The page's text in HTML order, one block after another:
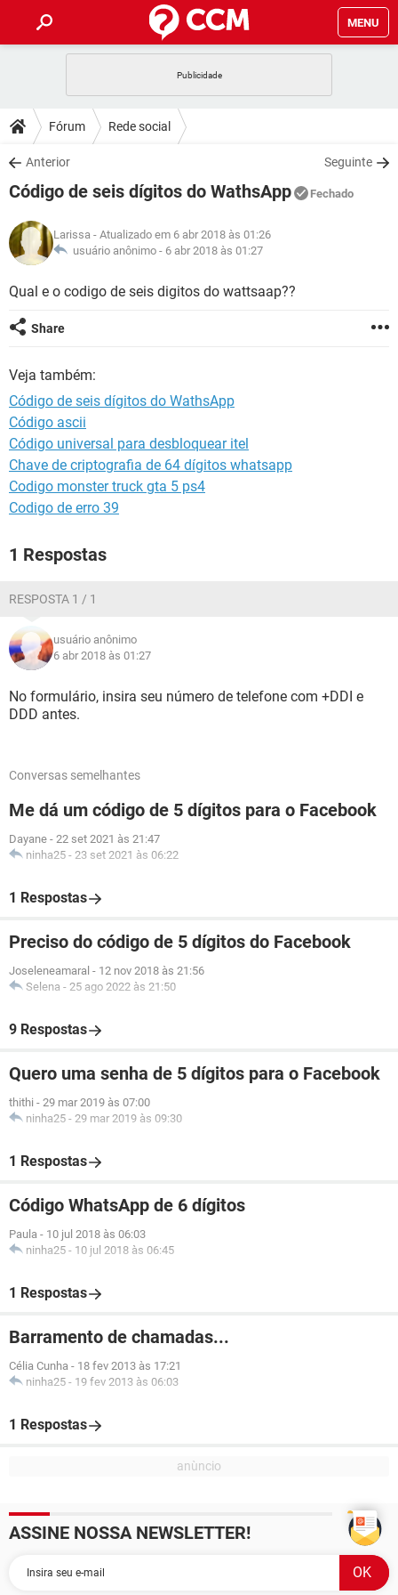
MENU
CELULAR
OUTLOOK
INSTAGRAM GMAIL
GUIA DE COMPRAS
DICAS
JOGOS
INSTAGRAM GMAIL
GUIA DE COMPRAS
DOWNLOADS
JOGOS WHATSAPP
CELULAR
OUTLOOK EXCEL
INSTAGRAM
FÓRUM
JOGOS WHATSAPP
CELULAR
OUTLOOK EXCEL
INSTAGRAM
GLOSSÁRIO
JOGOS
INSTAGRAM
GUIA DE COMPRAS
Fórum Rede social
Anterior Seguinte
Código de seis dígitos do WathsApp Fechado
Larissa - Atualizado em 6 abr 2018 às 01:26
usuário anônimo - 6 abr 2018 às 01:27
Qual e o codigo de seis digitos do wattsaap??
Share
Veja também:
Código de seis dígitos do WathsApp
Código ascii
Código universal para desbloquear itel
Chave de criptografia de 64 dígitos whatsapp
Codigo monster truck gta 5 ps4
Codigo de erro 39
1 Respostas
RESPOSTA 1 / 1
usuário anônimo
6 abr 2018 às 01:27
No formulário, insira seu número de telefone com +DDI e
DDD antes.
Conversas semelhantes
Me dá um código de 5 dígitos para o Facebook
Dayane - 22 set 2021 às 21:47
ninha25 - 23 set 2021 às 06:22
1 Respostas
Preciso do código de 5 dígitos do Facebook
Joseleneamaral - 12 nov 2018 às 21:56
Selena - 25 ago 2022 às 21:50
9 Respostas
Quero uma senha de 5 dígitos para o Facebook
thithi - 29 mar 2019 às 07:00
ninha25 - 29 mar 2019 às 09:30
1 Respostas
Código WhatsApp de 6 dígitos
Paula - 10 jul 2018 às 06:03
ninha25 - 10 jul 2018 às 06:45
1 Respostas
Barramento de chamadas...
Célia Cunha - 18 fev 2013 às 17:21
ninha25 - 19 fev 2013 às 06:03
1 Respostas
ASSINE NOSSA NEWSLETTER!